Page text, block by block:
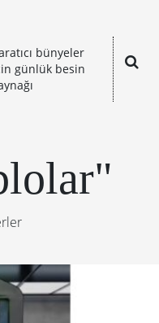
bünyeler
günlük besin